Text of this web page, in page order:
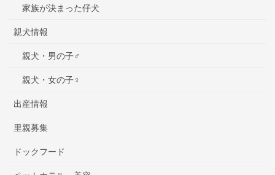
家族が決まった仔犬
親犬情報
親犬・男の子♂
親犬・女の子♀
出産情報
里親募集
ドックフード